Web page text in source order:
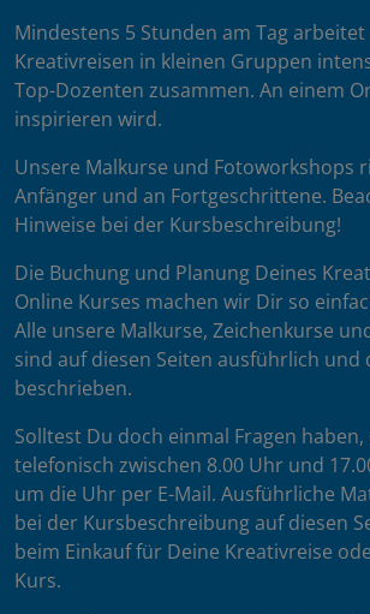
Mindestens 5 Stunden am Tag
Kreativreisen in kleinen Gruppen
Top-Dozenten zusammen. An einem
inspirieren wird.
Unsere Malkurse und Fotoworkshops
Anfänger und an Fortgeschrittene.
Hinweise bei der Kursbeschreibung!
Die Buchung und Planung Deines
Online Kurses machen wir Dir so
Alle unsere Malkurse, Zeichenkurse
sind auf diesen Seiten ausführlich und
beschrieben.
Solltest Du doch einmal Fragen
telefonisch zwischen 8.00 Uhr und
um die Uhr per E-Mail. Ausführliche
bei der Kursbeschreibung auf diesen
beim Einkauf für Deine Kreativreise
Kurs.